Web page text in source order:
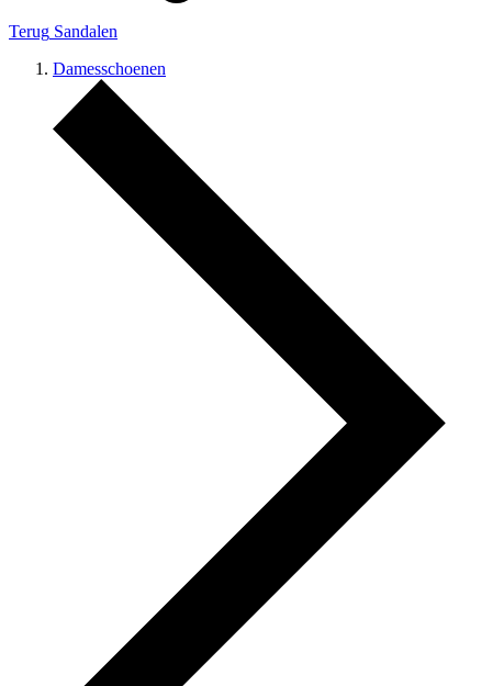
Terug Sandalen
Damesschoenen